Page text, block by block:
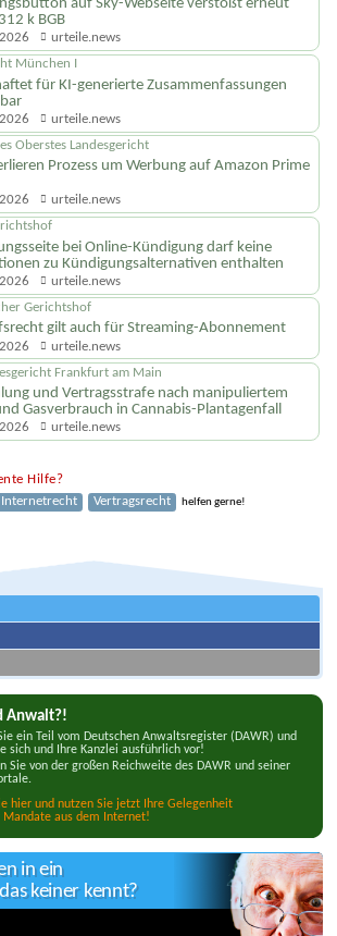
auf Sky-Webseite verstößt erneut
k BGB
urteile.news
München I
für KI-generierte Zusammenfassungen
urteile.news
Oberstes Landesgericht
Prozess um Werbung auf Amazon Prime
urteile.news
bei Online-Kündigung darf keine
zu Kündigungsal­ternativen enthalten
urteile.news
Gerichtshof
gilt auch für Streaming-Abonnement
urteile.news
Frankfurt am Main
und Vertragsstrafe nach manipuliertem
Gasverbrauch in Cannabis-Plantagenfall
urteile.news
Hilfe?
Internetrecht Vertragsrecht helfen gerne!
Anwalt?!
ein Teil vom Deutschen Anwaltsregister (DAWR) und
sich und Ihre Kanzlei ausführlich vor!
Sie von der großen Reichweite des DAWR und seiner
hier und nutzen Sie jetzt Ihre Gelegenheit
Mandate aus dem Internet!
in ein
keiner kennt?